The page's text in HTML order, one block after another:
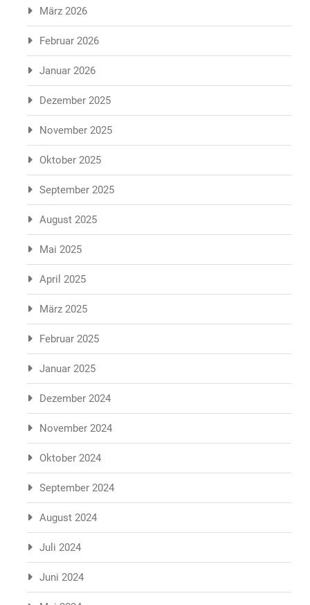
März 2026
Februar 2026
Januar 2026
Dezember 2025
November 2025
Oktober 2025
September 2025
August 2025
Mai 2025
April 2025
März 2025
Februar 2025
Januar 2025
Dezember 2024
November 2024
Oktober 2024
September 2024
August 2024
Juli 2024
Juni 2024